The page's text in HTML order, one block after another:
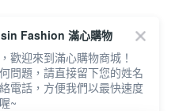
Fashion 滿心購物
歡迎來到滿心購物商城！
問題，請直接留下您的姓名
電話，方便我們以最快速度
~